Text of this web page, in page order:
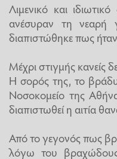
Λιμενικό και
ανέσυραν τη
διαπιστώθηκε πως
Μέχρι στιγμής κανείς
Η σορός της, το
Νοσοκομείο της
διαπιστωθεί η αιτία
Από το γεγονός πως
λόγω του